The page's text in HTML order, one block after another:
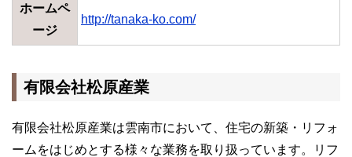
ホームペ
ージ
http://tanaka-ko.com/
有限会社松原産業
有限会社松原産業は雲南市において、住宅の新築・リフォ
ームをはじめとする様々な業務を取り扱っています。リフ